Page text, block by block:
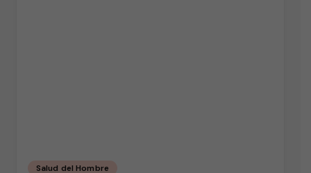
Salud del Hombre